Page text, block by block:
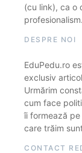
(cu link), ca o
DESPRE NOI
EduPedu.ro
exclusiv
Urmărim
cum face
îi formează
care trăim
CONTACT